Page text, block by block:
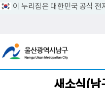
이 누리집은 대한민국 공식 전
참여
새소식(남